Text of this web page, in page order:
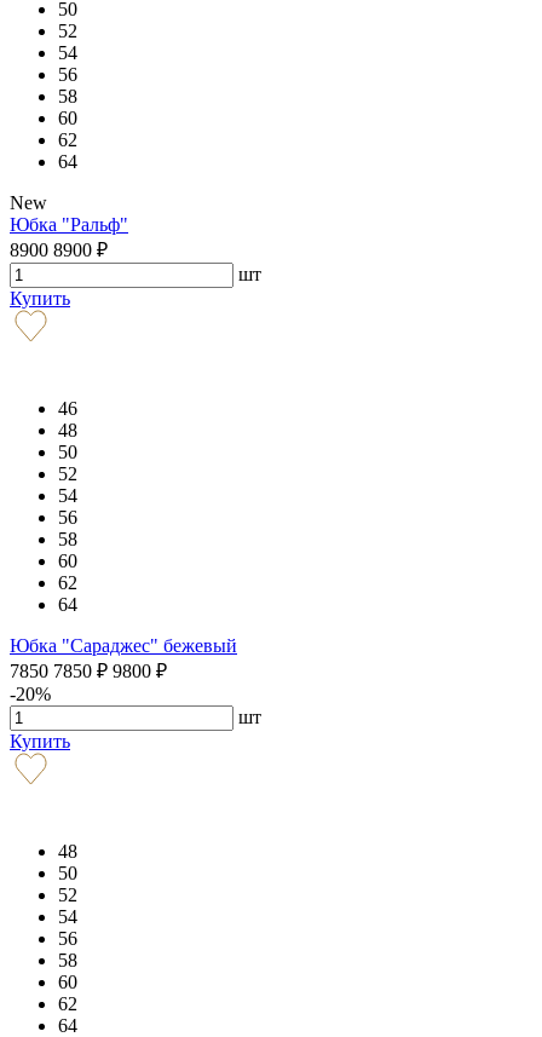
50
52
54
56
58
60
62
64
New
Юбка "Ральф"
8900 8900 ₽
шт
Купить
46
48
50
52
54
56
58
60
62
64
Юбка "Сараджес" бежевый
7850 7850 ₽ 9800 ₽
-20%
шт
Купить
48
50
52
54
56
58
60
62
64